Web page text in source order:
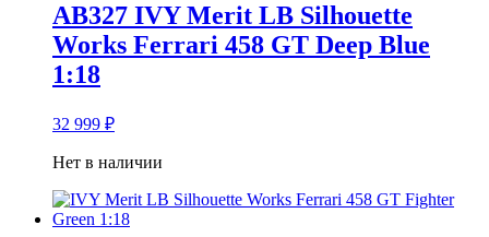
AB327 IVY Merit LB Silhouette
Works Ferrari 458 GT Deep Blue
1:18
32 999 ₽
Нет в наличии